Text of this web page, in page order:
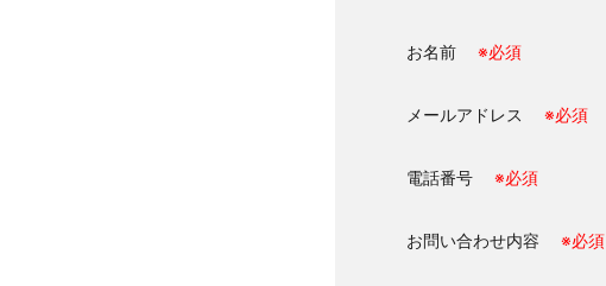
お名前 ※必須
メールアドレス ※必須
電話番号 ※必須
お問い合わせ内容 ※必須